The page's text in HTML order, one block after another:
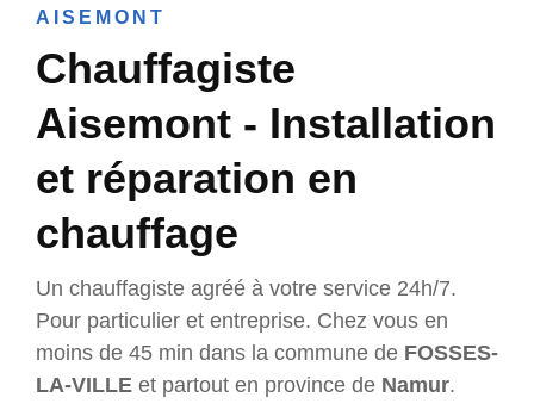
AISEMONT
Chauffagiste
Aisemont - Installation
et réparation en
chauffage
Un chauffagiste agréé à votre service 24h/7.
Pour particulier et entreprise. Chez vous en
moins de 45 min dans la commune de FOSSES-
LA-VILLE et partout en province de Namur.